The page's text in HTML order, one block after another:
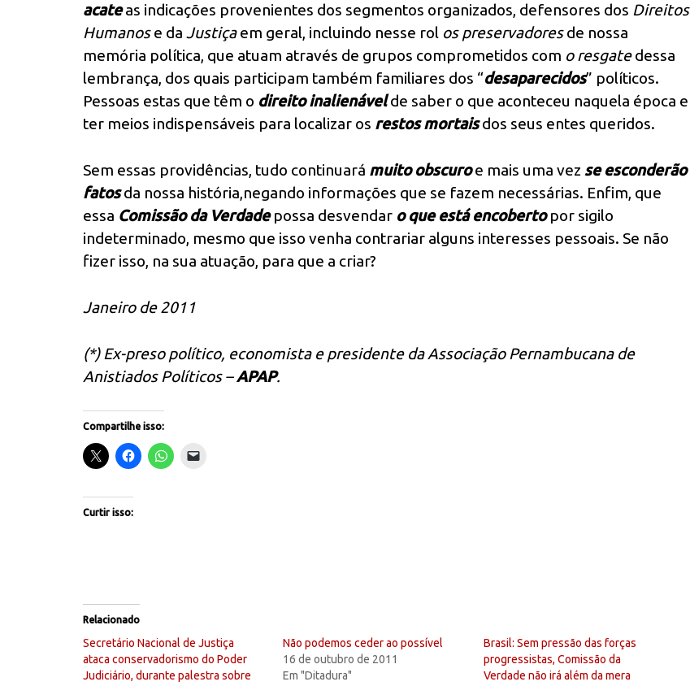
acate as indicações provenientes dos segmentos organizados, defensores dos Direitos
Humanose da Justiçaem geral, incluindo nesse rol os preservadoresde nossa
memória política, que atuam através de grupos comprometidos com o resgatedessa
lembrança, dos quais participam também familiares dos “desaparecidos” políticos.
Pessoas estas que têm o direito inalienávelde saber o que aconteceu naquela época e
ter meios indispensáveis para localizar os restos mortaisdos seus entes queridos.
Sem essas providências, tudo continuará muito obscuroe mais uma vez se esconderão
fatos da nossa história,negando informações que se fazem necessárias. Enfim, que
essa Comissão da Verdadepossa desvendar o que está encoberto por sigilo
indeterminado, mesmo que isso venha contrariar alguns interesses pessoais. Se não
fizer isso, na sua atuação, para que a criar?
Janeiro de 2011
(*) Ex-preso político, economista e presidente da Associação Pernambucana de
Anistiados Políticos –APAP.
Compartilhe isso:
Curtir isso:
Relacionado
Secretário Nacional de Justiça
ataca conservadorismo do Poder
Judiciário, durante palestra sobre
Não podemos ceder ao possível
16 de outubro de 2011
Em "Ditadura"
Brasil: Sem pressão das forças
progressistas, Comissão da
Verdade não irá além da mera